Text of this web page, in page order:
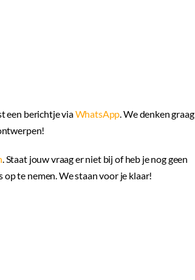
een berichtje viaWhatsApp. We denken graag
. Staat jouw vraag er niet bij of heb je nog geen
te nemen. We staan voor je klaar!